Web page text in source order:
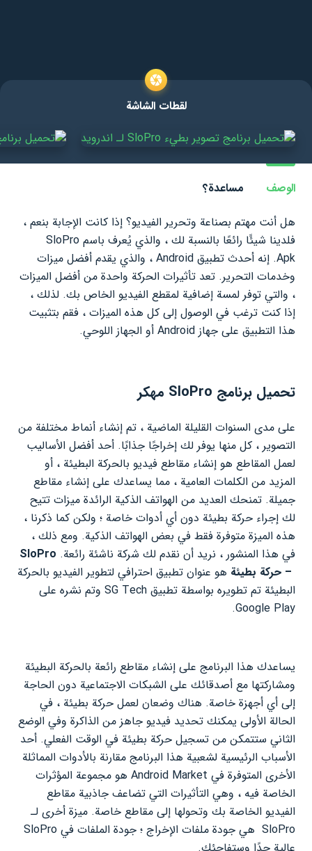
لقطات الشاشة
الوصف
مساعدة؟
هل أنت مهتم بصناعة وتحرير الفيديو؟ إذا كانت الإجابة بنعم ،
فلدينا شيئًا رائعًا بالنسبة لك ، والذي يُعرف باسم SloPro
Apk. إنه أحدث تطبيق Android ، والذي يقدم أفضل ميزات
وخدمات التحرير. تعد تأثيرات الحركة واحدة من أفضل الميزات
، والتي توفر لمسة إضافية لمقطع الفيديو الخاص بك. لذلك ،
إذا كنت ترغب في الوصول إلى كل هذه الميزات ، فقم بتثبيت
هذا التطبيق على جهاز Android أو الجهاز اللوحي.
تحميل برنامج SloPro مهكر
على مدى السنوات القليلة الماضية ، تم إنشاء أنماط مختلفة من
التصوير ، كل منها يوفر لك إخراجًا جذابًا. أحد أفضل الأساليب
لعمل المقاطع هو إنشاء مقاطع فيديو بالحركة البطيئة ، أو
المزيد من الكلمات العامية ، مما يساعدك على إنشاء مقاطع
جميلة. تمنحك العديد من الهواتف الذكية الرائدة ميزات تتيح
لك إجراء حركة بطيئة دون أي أدوات خاصة ؛ ولكن كما ذكرنا ،
هذه الميزة متوفرة فقط في بعض الهواتف الذكية. ومع ذلك ،
في هذا المنشور ، نريد أن نقدم لك شركة ناشئة رائعة. SloPro
– حركة بطيئة هو عنوان تطبيق احترافي لتطوير الفيديو بالحركة
البطيئة تم تطويره بواسطة تطبيق SG Tech وتم نشره على
Google Play.
يساعدك هذا البرنامج على إنشاء مقاطع رائعة بالحركة البطيئة
ومشاركتها مع أصدقائك على الشبكات الاجتماعية دون الحاجة
إلى أي أجهزة خاصة. هناك وضعان لعمل حركة بطيئة ، في
الحالة الأولى يمكنك تحديد فيديو جاهز من الذاكرة وفي الوضع
الثاني ستتمكن من تسجيل حركة بطيئة في الوقت الفعلي. أحد
الأسباب الرئيسية لشعبية هذا البرنامج مقارنة بالأدوات المماثلة
الأخرى المتوفرة في Android Market هو مجموعة المؤثرات
الخاصة فيه ، وهي التأثيرات التي تضاعف جاذبية مقاطع
الفيديو الخاصة بك وتحولها إلى مقاطع خاصة. ميزة أخرى لـ